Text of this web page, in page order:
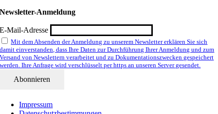
Newsletter-Anmeldung
E-Mail-Adresse
Mit dem Absenden der Anmeldung zu unserem Newsletter erklären Sie sich
damit einverstanden, dass Ihre Daten zur Durchführung Ihrer Anmeldung und zum
Versand von Newslettern verarbeitet und zu Dokumentationszwecken gespeichert
werden. Ihre Anfrage wird verschlüsselt per https an unseren Server gesendet.
Impressum